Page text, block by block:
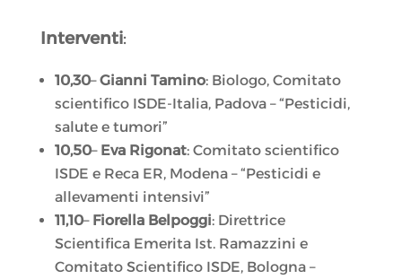
Interventi:
10,30–Gianni Tamino: Biologo, Comitato
scientifico ISDE-Italia, Padova – “Pesticidi,
salute e tumori”
10,50– Eva Rigonat: Comitato scientifico
ISDE e Reca ER, Modena – “Pesticidi e
allevamenti intensivi”
11,10– Fiorella Belpoggi: Direttrice
Scientifica Emerita Ist. Ramazzini e
Comitato Scientifico ISDE, Bologna –